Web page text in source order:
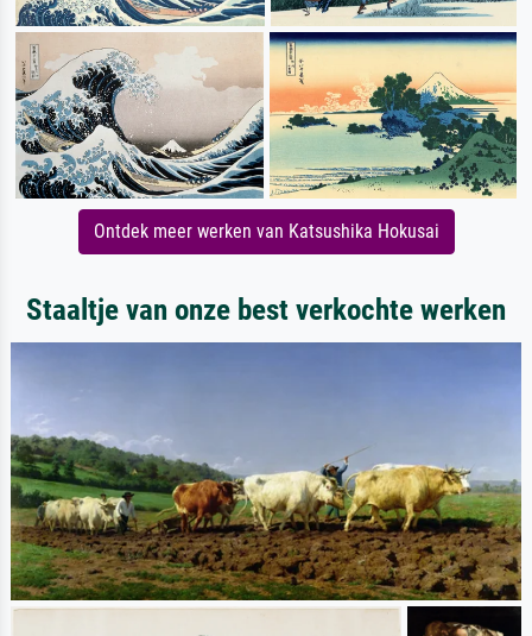
Ontdek meer werken van Katsushika Hokusai
Staaltje van onze best verkochte werken